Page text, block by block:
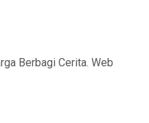
Berbagi Cerita. Web